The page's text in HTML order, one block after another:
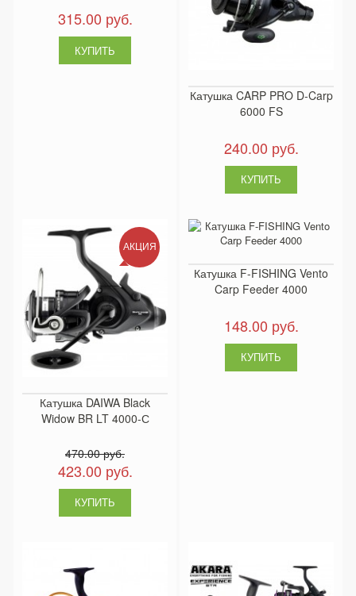
315.00 руб.
Катушка CARP PRO D-Carp
6000 FS
240.00 руб.
АКЦИЯ
Катушка DAIWA Black
Widow BR LT 4000-С
470.00 руб.
423.00 руб.
Катушка F-FISHING Vento
Carp Feeder 4000
148.00 руб.